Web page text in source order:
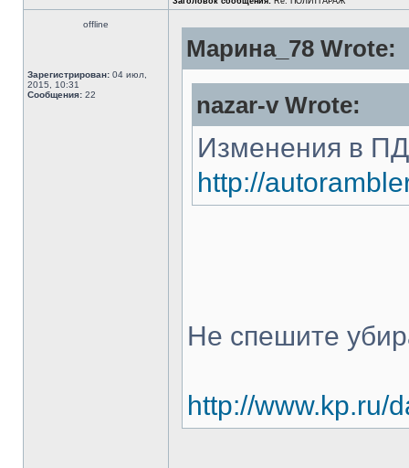
offline
Зарегистрирован: 04 июл,
2015, 10:31
Сообщения: 22
Марина_78 Wrote:
nazar-v Wrote:
Изменения в
http://
Не спешите
http://www.kp.ru/